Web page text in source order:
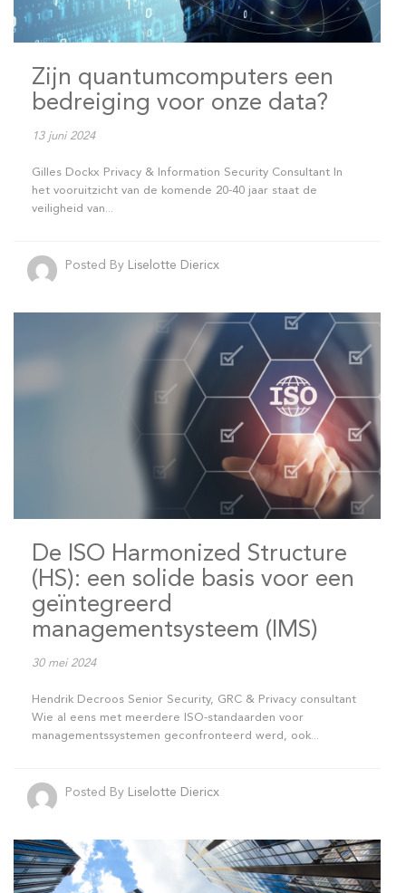
Zijn quantumcomputers een
bedreiging voor onze data?
13 juni 2024
Gilles Dockx Privacy & Information Security Consultant In
het vooruitzicht van de komende 20-40 jaar staat de
veiligheid van...
Posted By Liselotte Diericx
De ISO Harmonized Structure
(HS): een solide basis voor een
geïntegreerd
managementsysteem (IMS)
30 mei 2024
Hendrik Decroos Senior Security, GRC & Privacy consultant
Wie al eens met meerdere ISO-standaarden voor
managementssystemen geconfronteerd werd, ook...
Posted By Liselotte Diericx